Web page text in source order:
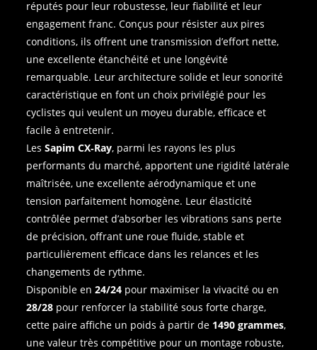
réputés pour leur robustesse, leur fiabilité et leur
engagement franc. Conçus pour résister aux pires
conditions, ils offrent une transmission d’effort nette,
une excellente étanchéité et une longévité
remarquable. Leur architecture solide et leur sonorité
caractéristique en font un choix privilégié pour les
cyclistes qui veulent un moyeu durable, efficace et
facile à entretenir.
LesSapim CX‑Ray, parmi les rayons les plus
performants du marché, apportent une rigidité latérale
maîtrisée, une excellente aérodynamique et une
tension parfaitement homogène. Leur élasticité
contrôlée permet d’absorber les vibrations sans perte
de précision, offrant une roue fluide, stable et
particulièrement efficace dans les relances et les
changements de rythme.
Disponible en24/24 pour maximiser la vivacité ou en
28/28 pour renforcer la stabilité sous forte charge,
cette paire affiche un poids à partir de 1490 grammes,
une valeur très compétitive pour un montage robuste,